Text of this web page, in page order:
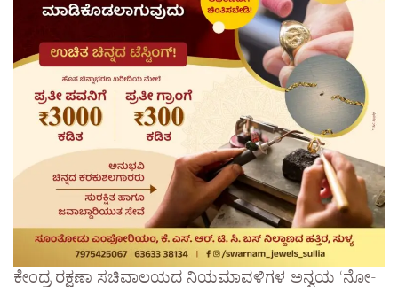
ಕೇಂದ್ರ ರಕ್ಷಣಾ ಸಚಿವಾಲಯದ ನಿಯಮಾವಳಿಗಳ ಅನ್ವಯ ‘ನೋ-